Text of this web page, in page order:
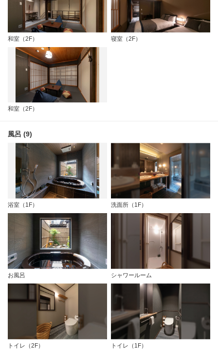
和室（2F） 寝室（2F）
和室（2F）
風呂 (9)
浴室（1F） 洗面所（1F）
お風呂 シャワールーム
トイレ（2F） トイレ（1F）